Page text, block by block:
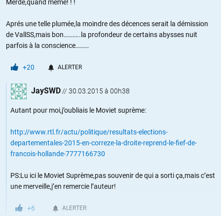
Merde,quand mème! ! !
Aprés une telle plumée,la moindre des décences serait la démission
de VallSS,mais bon………..la profondeur de certains abysses nuit
parfois à la conscience………
+20 ALERTER
JaySWD // 30.03.2015 à 00h38
Autant pour moi,j’oubliais le Moviet suprème:
http://www.rtl.fr/actu/politique/resultats-elections-
departementales-2015-en-correze-la-droite-reprend-le-fief-de-
francois-hollande-7777166730
PS:Lu ici le Moviet Suprème,pas souvenir de qui a sorti ça,mais c’est
une merveille,j’en remercie l’auteur!
+6 ALERTER